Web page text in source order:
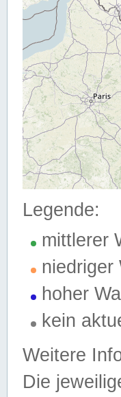
Legende:
mittlerer
niedriger
hoher
kein
Weitere
Die